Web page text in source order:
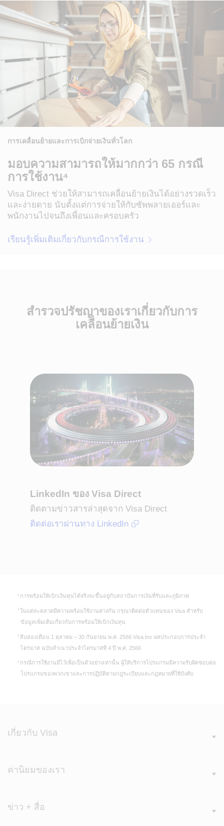
ยล
ไทม์³
ข่าย
มากกว่า
15
บัตร,
กว่า
70
สำนัก
หัก
บัญชี
อัตโนมัติ
(ACH)
และ
10
การ
ชำระ
เงิน
แบบ
ยล
ไทม์&nbsp;
(RTP)³
การเคลื่อนย้ายและการเบิกจ่ายเงินทั่วโลก
มอบความสามารถให้มากกว่า 65 กรณี
การใช้งาน⁴
Visa Direct ช่วยให้สามารถเคลื่อนย้ายเงินได้อย่างรวดเร็ว
และง่ายดาย นับตั้งแต่การจ่ายให้กับซัพพลายเออร์และ
พนักงานไปจนถึงเพื่อนและครอบครัว
เรียนรู้เพิ่มเติมเกี่ยวกับกรณีการใช้งาน
สำรวจปรัชญาของเราเกี่ยวกับการ
เคลื่อนย้ายเงิน
LinkedIn ของ Visa Direct
ติดตามข่าวสารล่าสุดจาก Visa Direct
ติดต่อเราผ่านทาง LinkedIn
การพร้อมให้เบิกเงินทุนได้จริงจะขึ้นอยู่กับสถาบันการเงินที่รับและภูมิภาค
ในแต่ละตลาดมีความพร้อมใช้งานต่างกัน กรุณาติดต่อตัวแทนของ Visa สำหรับ
ข้อมูลเพิ่มเติมเกี่ยวกับการพร้อมให้เบิกเงินทุน
สิบสองเดือน 1 ตุลาคม – 30 กันยายน พ.ศ. 2566 Visa Inc ผลประกอบการประจำ
ไตรมาส ฉบับสำเนาประจำไตรมาสที่ 4 ปี พ.ศ. 2566
กรณีการใช้งานมีไว้เพื่อเป็นตัวอย่างเท่านั้น ผู้ให้บริการโปรแกรมมีความรับผิดชอบต่อ
โปรแกรมของพวกเขาและการปฏิบัติตามกฎระเบียบและกฎหมายที่ใช้บังคับ
เกี่ยวกับ Visa
ค่านิยมของเรา
ข่าว + สื่อ